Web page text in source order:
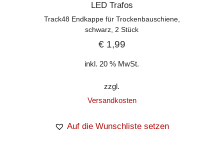
LED Trafos
Track48 Endkappe für Trockenbauschiene,
schwarz, 2 Stück
€1,99
inkl. 20 % MwSt.
zzgl.
Versandkosten
Auf die Wunschliste setzen